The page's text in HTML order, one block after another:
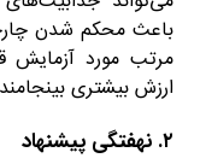
باعث محکم شدن
مرتب مورد آزمایش
ارزش بیشتری
۲. نهفتگی پیشنهاد